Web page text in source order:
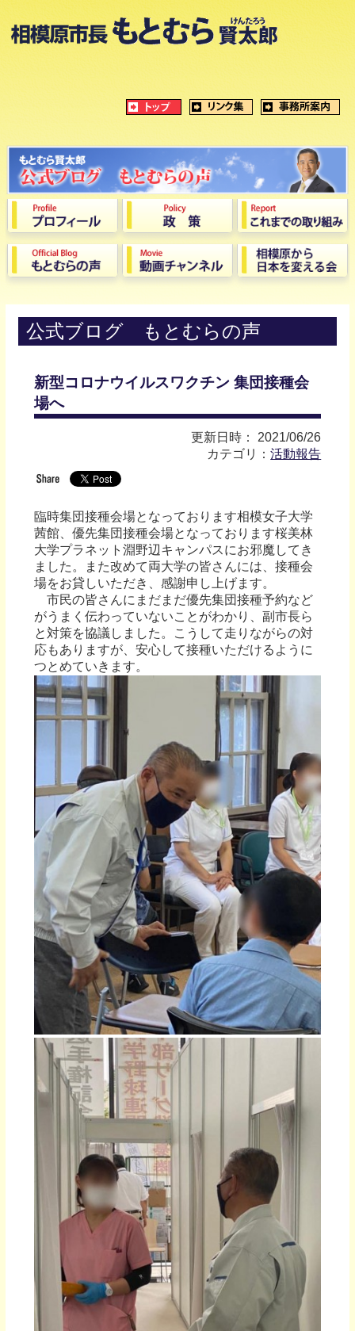
公式ブログ もとむらの声
新型コロナウイルスワクチン 集団接種会
場へ
更新日時： 2021/06/26
カテゴリ：活動報告
臨時集団接種会場となっております相模女子大学
茜館、優先集団接種会場となっております桜美林
大学プラネット淵野辺キャンパスにお邪魔してき
ました。また改めて両大学の皆さんには、接種会
場をお貸しいただき、感謝申し上げます。
市民の皆さんにまだまだ優先集団接種予約など
がうまく伝わっていないことがわかり、副市長ら
と対策を協議しました。こうして走りながらの対
応もありますが、安心して接種いただけるように
つとめていきます。